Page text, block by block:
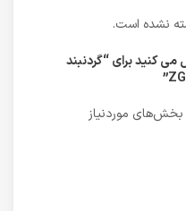
نشده است.
می کنید برای “گردنبند
بخش‌های موردنیاز